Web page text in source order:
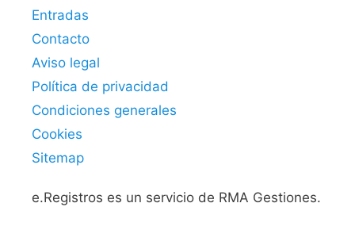
Entradas
Contacto
Aviso legal
Política de privacidad
Condiciones generales
Cookies
Sitemap
e.Registros es un servicio de RMA Gestiones.